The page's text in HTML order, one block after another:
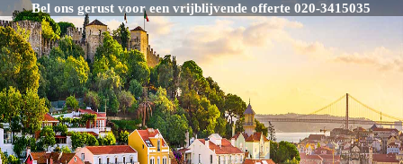
Bel ons gerust voor een vrijblijvende offerte 020-3415035